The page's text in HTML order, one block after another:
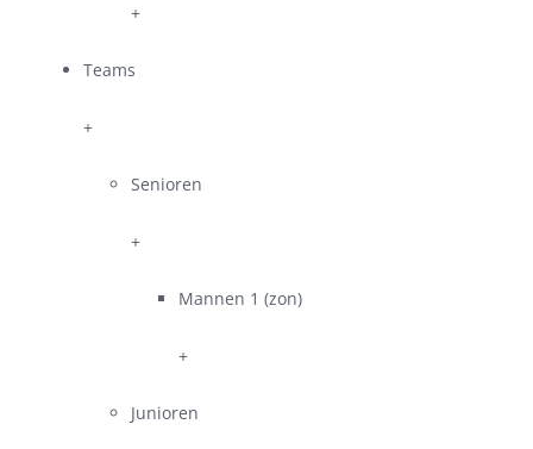
+
Teams
+
Senioren
+
Mannen 1 (zon)
+
Junioren